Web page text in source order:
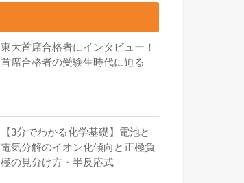
東大首席合格者にインタビュー！
首席合格者の受験生時代に迫る
【3分でわかる化学基礎】電池と
電気分解のイオン化傾向と正極負
極の見分け方・半反応式